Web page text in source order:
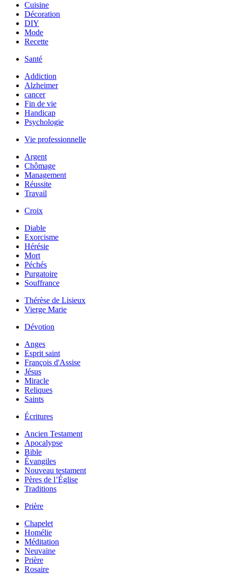
Cuisine
Décoration
DIY
Mode
Recette
Santé
Addiction
Alzheimer
cancer
Fin de vie
Handicap
Psychologie
Vie professionnelle
Argent
Chômage
Management
Réussite
Travail
Croix
Diable
Exorcisme
Hérésie
Mort
Péchés
Purgatoire
Souffrance
Thérèse de Lisieux
Vierge Marie
Dévotion
Anges
Esprit saint
François d'Assise
Jésus
Miracle
Reliques
Saints
Écritures
Ancien Testament
Apocalypse
Bible
Évangiles
Nouveau testament
Pères de l’Église
Traditions
Prière
Chapelet
Homélie
Méditation
Neuvaine
Prière
Rosaire